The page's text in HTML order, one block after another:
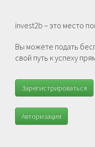
invest2b – это место
Вы можете подать
свой путь к успеху
Зарегистрироваться
Авторизация